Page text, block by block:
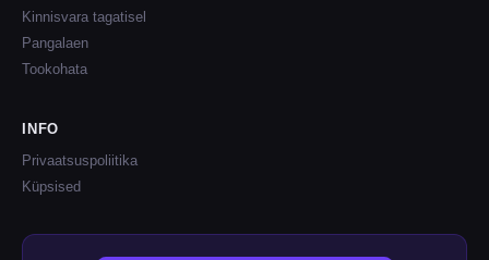
Kinnisvara tagatisel
Pangalaen
Tookohata
INFO
Privaatsuspoliitika
Küpsised